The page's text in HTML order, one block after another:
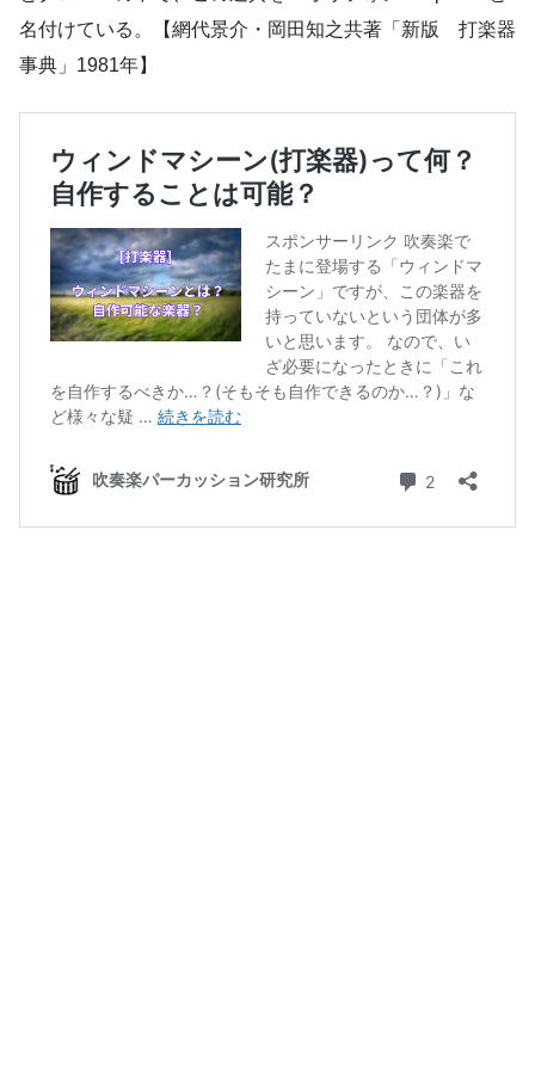
名付けている。【網代景介・岡田知之共著「新版 打楽器
事典」1981年】